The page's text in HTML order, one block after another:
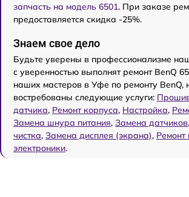
запчасть на модель 6501. При заказе
предоставляется скидка -25%.
Знаем свое дело
Будьте уверены в профессионализме
с уверенностью выполнят ремонт BenQ
наших мастеров в Уфе по ремонту BenQ,
востребованы следующие услуги:
датчика, Ремонт корпуса, Настройка,
Замена шнура питания, Замена датчиков,
чистка, Замена дисплея (экрана), Ремонт
электроники.